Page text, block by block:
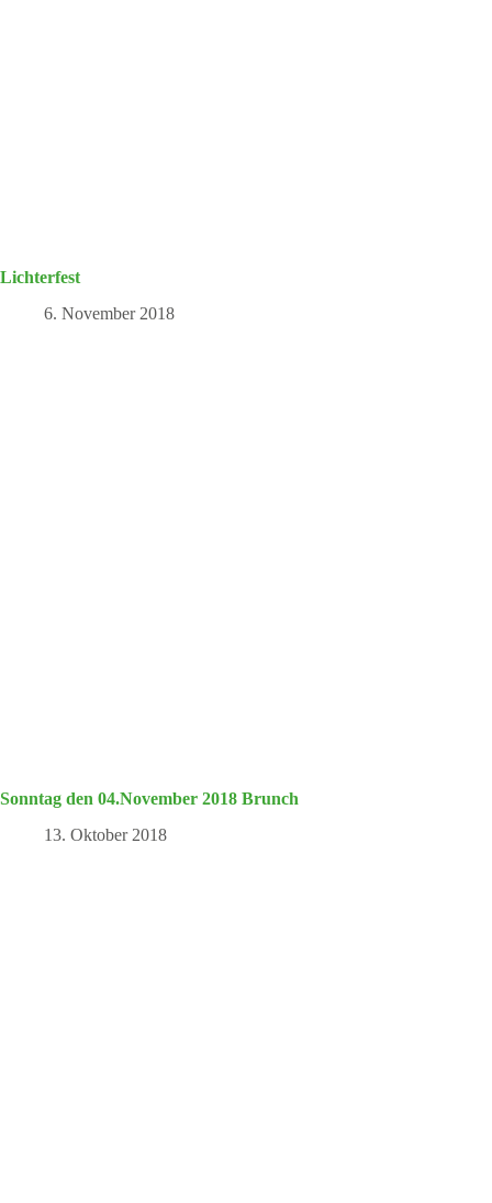
Lichterfest
6. November 2018
Sonntag den 04.November 2018 Brunch
13. Oktober 2018